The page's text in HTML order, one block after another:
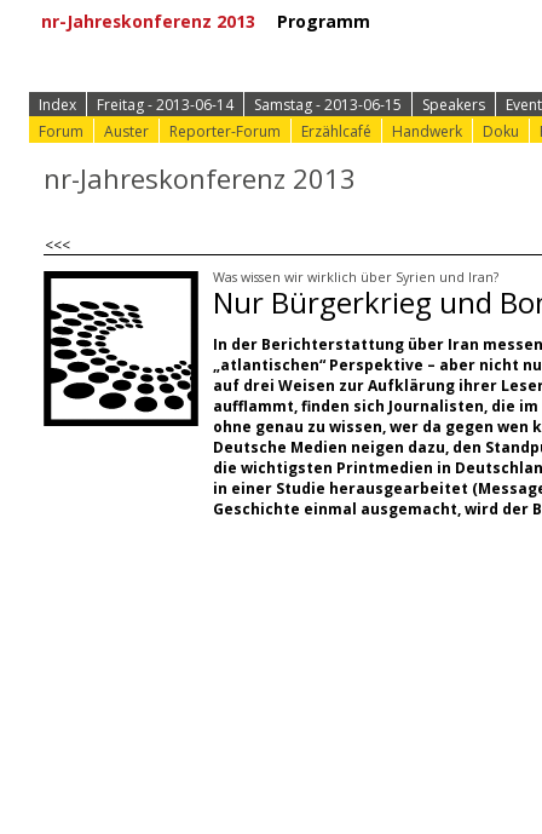
Index Freitag - 2013-06-14 Samstag - 2013-06-15 Speakers
Forum
Auster Reporter-Forum Erzählcafé Handwerk Doku
nr-Jahreskonferenz 2013
Nur Bürgerkrieg und
Was wissen wir wirklich über Syrien und Iran?
In der Berichterstattung über Iran
„atlantischen“ Perspektive – aber nicht
auf drei Weisen zur Aufklärung ihrer
aufflammt, finden sich Journalisten, die
ohne genau zu wissen, wer da gegen
Deutsche Medien neigen dazu, den
die wichtigsten Printmedien in
in einer Studie herausgearbeitet
Geschichte einmal ausgemacht, wird der
<<<
nr-Jahreskonferenz 2013 Programm